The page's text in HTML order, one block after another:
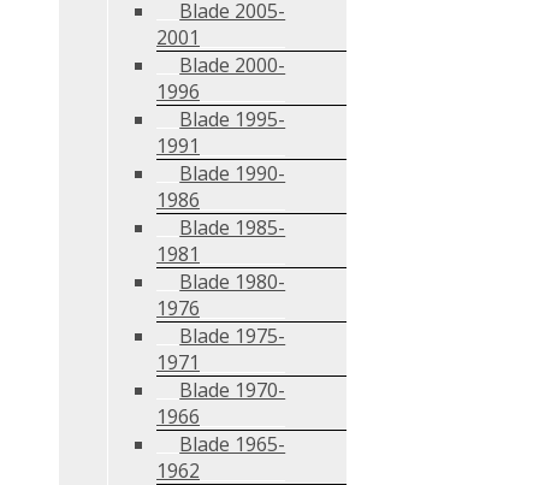
Blade 2005-
2001
Blade 2000-
1996
Blade 1995-
1991
Blade 1990-
1986
Blade 1985-
1981
Blade 1980-
1976
Blade 1975-
1971
Blade 1970-
1966
Blade 1965-
1962